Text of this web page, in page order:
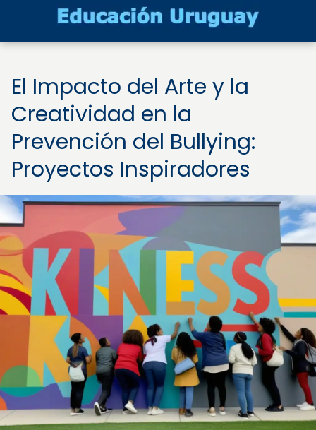
El Impacto del Arte y la
Creatividad en la
Prevención del Bullying:
Proyectos Inspiradores